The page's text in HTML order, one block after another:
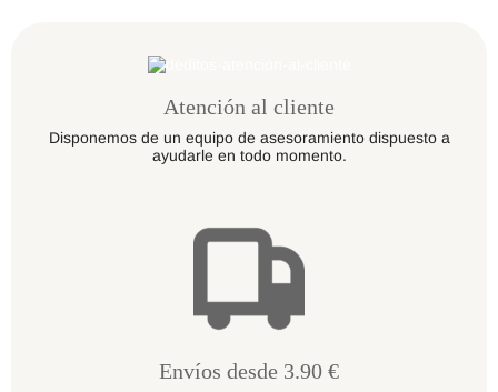
Atención al cliente
Disponemos de un equipo de asesoramiento dispuesto a
ayudarle en todo momento.
Envíos desde 3.90 €